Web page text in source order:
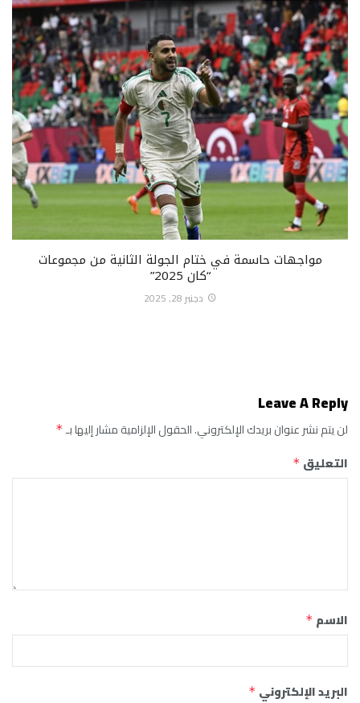
مواجهات حاسمة في ختام الجولة الثانية من مجموعات
“كان 2025”
دجنبر 28, 2025
Leave A Reply
لن يتم نشر عنوان بريدك الإلكتروني.الحقول الإلزامية مشار إليها بـ*
التعليق *
الاسم *
البريد الإلكتروني *